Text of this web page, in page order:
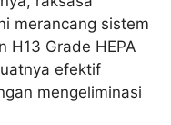
merancang sistem
H13 Grade HEPA
efektif
mengeliminasi